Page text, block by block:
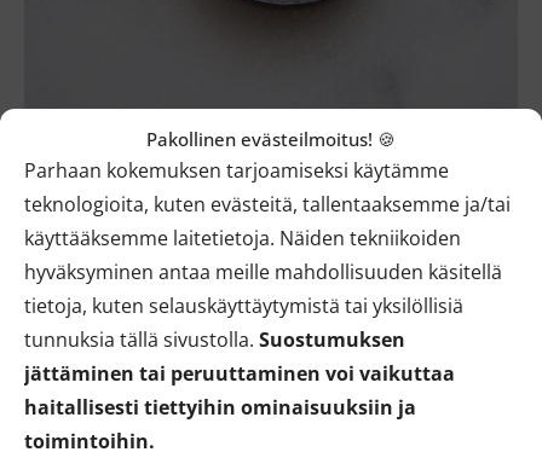
Pakollinen evästeilmoitus! 🍪
Parhaan kokemuksen tarjoamiseksi käytämme
teknologioita, kuten evästeitä, tallentaaksemme ja/tai
käyttääksemme laitetietoja. Näiden tekniikoiden
hyväksyminen antaa meille mahdollisuuden käsitellä
tietoja, kuten selauskäyttäytymistä tai yksilöllisiä
tunnuksia tällä sivustolla. Suostumuksen
jättäminen tai peruuttaminen voi vaikuttaa
haitallisesti tiettyihin ominaisuuksiin ja
toimintoihin.
Flow Cosmetcsin mineraalimeikkipuuterin sävy
Porcelain sopii vaalealle, mutta ei aivan kalpeimmalle
iholle
Mistä ostaa Flow Cosmetics
mineraalimeikkipuuteri?
Löydät kattavan valikoiman*Flow Cosmeticsin
mineraalimeikkejä esim. TwistBe-verkkokaupasta
täältä,jossa mineraalimeikit ovat edullisia (noin 20